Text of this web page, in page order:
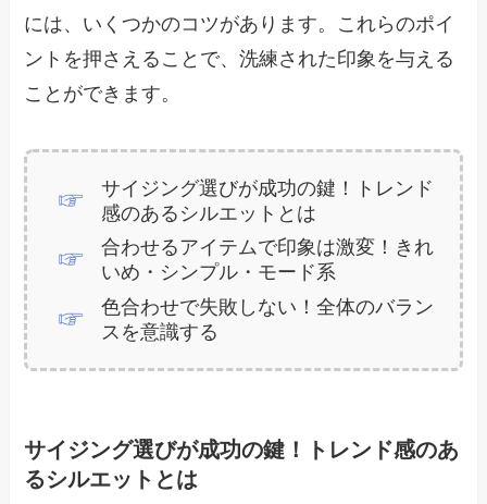
には、いくつかのコツがあります。これらのポイ
ントを押さえることで、洗練された印象を与える
ことができます。
サイジング選びが成功の鍵！トレンド
感のあるシルエットとは
合わせるアイテムで印象は激変！きれ
いめ・シンプル・モード系
色合わせで失敗しない！全体のバラン
スを意識する
サイジング選びが成功の鍵！トレンド感のあ
るシルエットとは